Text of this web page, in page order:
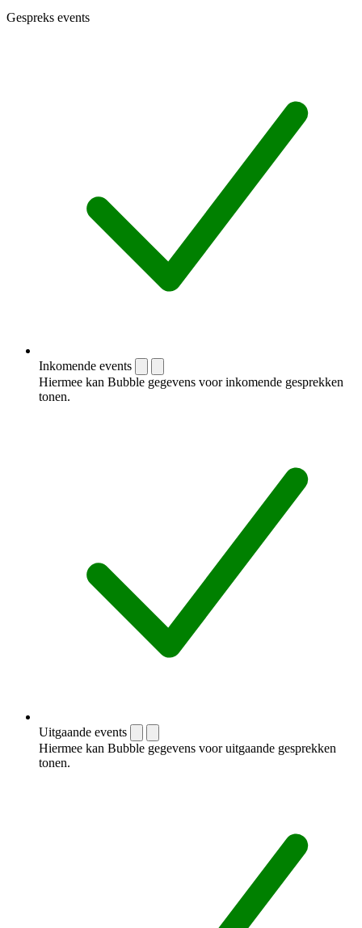
Gespreks events
Inkomende events
Hiermee kan Bubble gegevens voor inkomende gesprekken
tonen.
Uitgaande events
Hiermee kan Bubble gegevens voor uitgaande gesprekken
tonen.